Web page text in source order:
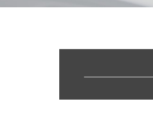
株式会社 設立 条件
食品衛生責任者 資格
介護事業 許認可
宅地建物取引業 免許